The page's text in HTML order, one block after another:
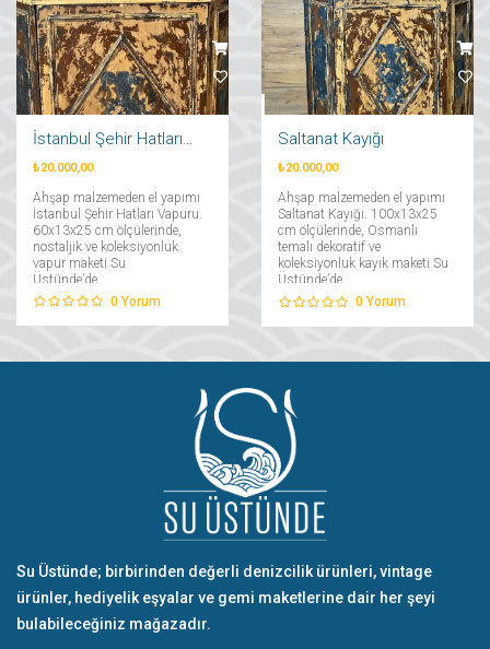
₺20.000,00
Ahşap malzemeden el yapımı
İstanbul Şehir Hatları Vapuru.
60x13x25 cm ölçülerinde,
nostaljik ve koleksiyonluk
vapur maketi Su
Üstünde’de....
0 Yorum
Saltanat Kayığı
₺20.000,00
Ahşap malzemeden el yapımı
Saltanat Kayığı. 100x13x25
cm ölçülerinde, Osmanlı
temalı dekoratif ve
koleksiyonluk kayık maketi Su
Üstünde’de....
0 Yorum
Su Üstünde; birbirinden değerli denizcilik ürünleri, vintage
ürünler, hediyelik eşyalar ve gemi maketlerine dair her şeyi
bulabileceğiniz mağazadır.